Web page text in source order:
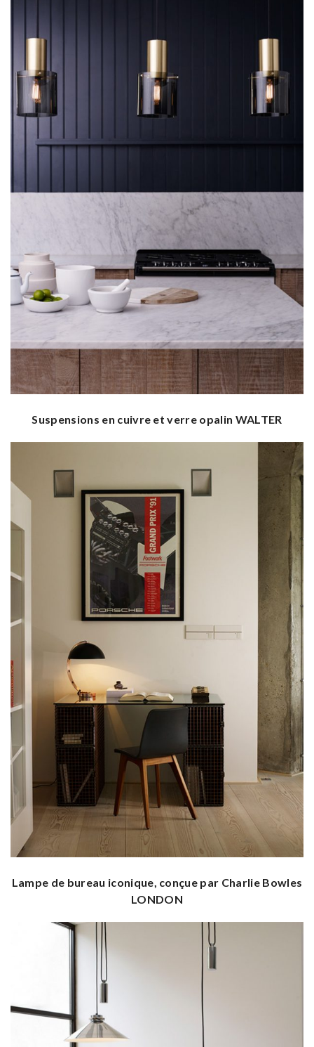
Suspensions en cuivre et verre opalin WALTER
Lampe de bureau iconique, conçue par Charlie Bowles
LONDON